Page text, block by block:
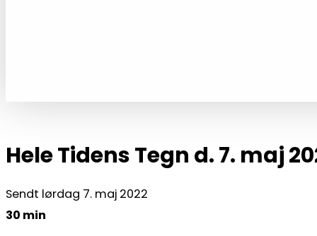
Hele Tidens Tegn d. 7. maj
Sendt lørdag 7. maj 2022
30 min